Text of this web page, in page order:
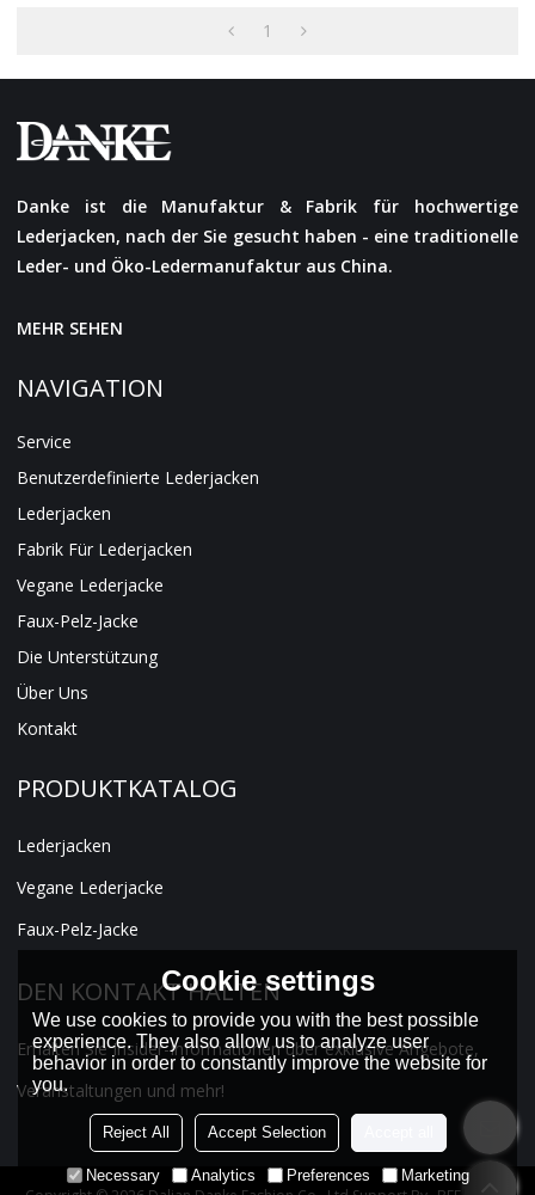
1
Danke ist die Manufaktur & Fabrik für hochwertige
Lederjacken, nach der Sie gesucht haben - eine traditionelle
Leder- und Öko-Ledermanufaktur aus China.
MEHR SEHEN
NAVIGATION
Service
Benutzerdefinierte Lederjacken
Lederjacken
Fabrik Für Lederjacken
Vegane Lederjacke
Faux-Pelz-Jacke
Die Unterstützung
Über Uns
Kontakt
PRODUKTKATALOG
Lederjacken
Vegane Lederjacke
Faux-Pelz-Jacke
DEN KONTAKT HALTEN
Erhalten Sie Insider-Informationen über exklusive Angebote,
Veranstaltungen und mehr!
Cookie settings
We use cookies to provide you with the best possible
experience. They also allow us to analyze user
behavior in order to constantly improve the website for
you.
Reject All Accept Selection
Necessary Analytics Preferences Marketing